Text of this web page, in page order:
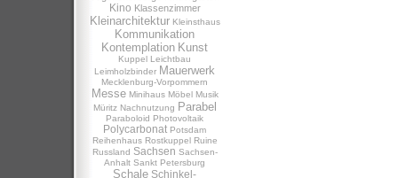
Kino Klassenzimmer
Kleinarchitektur Kleinsthaus
Kommunikation
Kontemplation Kunst
Kuppel Leichtbau
Leimholzbinder Mauerwerk
Mecklenburg-Vorpommern
Messe Minihaus Möbel Musik
Müritz Nachnutzung Parabel
Paraboloid Photovoltaik
Polycarbonat Potsdam
Reihenhaus Rostkuppel Ruine
Russland Sachsen Sachsen-
Anhalt Sankt Petersburg
Schale Schinkel-